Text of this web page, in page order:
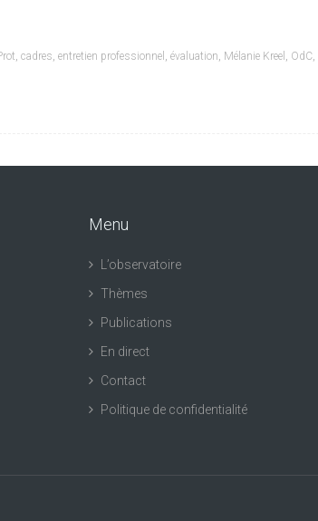
, cadres, entretien professionnel , évaluation, Mélanie Kreel , OdC,
Menu
L’observatoire
Thèmes
Publications
En direct
Contact
Politique de confidentialité